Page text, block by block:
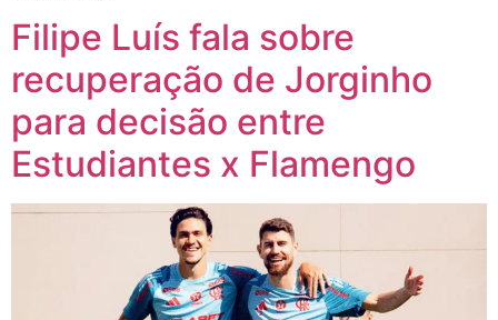
Filipe Luís fala sobre
recuperação de Jorginho
para decisão entre
Estudiantes x Flamengo